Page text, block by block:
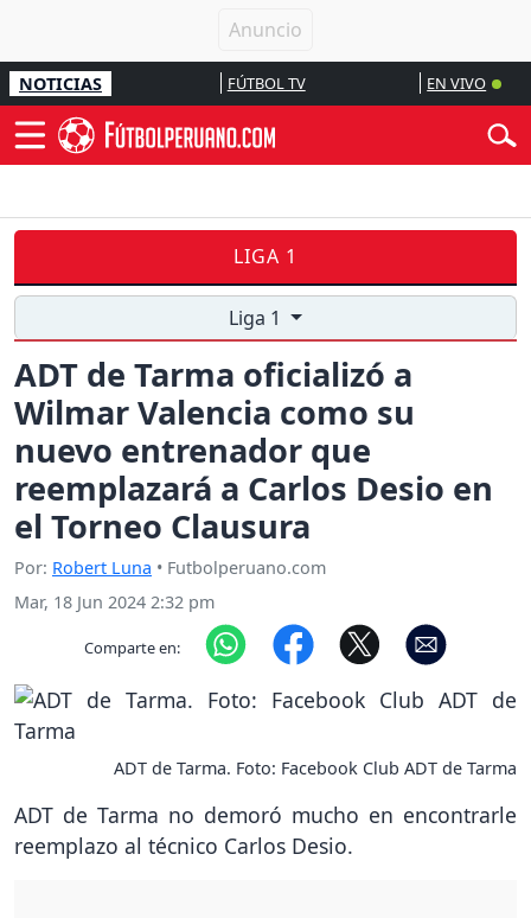
NOTICIAS FÚTBOL TV EN VIVO
LIGA 1
Liga 1
ADT de Tarma oficializó a
Wilmar Valencia como su
nuevo entrenador que
reemplazará a Carlos Desio en
el Torneo Clausura
Por: Robert Luna • Futbolperuano.com
Mar, 18 Jun 2024 2:32 pm
Comparte en:
ADT de Tarma. Foto: Facebook Club ADT de Tarma
ADT de Tarma no demoró mucho en encontrarle
reemplazo al técnico Carlos Desio.